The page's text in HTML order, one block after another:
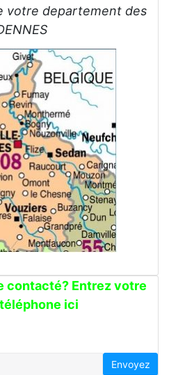
votre departement des
contacté? Entrez votre
ici
Envoyez